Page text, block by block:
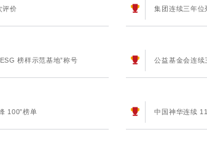
评价 集团连续三年位
榜样示范基地”称号 公益基金会连续
100”榜单 中国神华连续